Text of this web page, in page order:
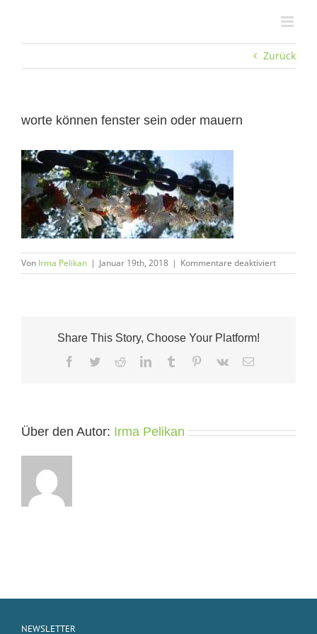
Zurück
worte können fenster sein oder mauern
Von Irma Pelikan | Januar 19th, 2018 | Kommentare deaktiviertfür
worte
Share This Story, Choose Your Platform!
Facebook
TwitterRedditLinkedInTumblr Pinterest
Vk
E-
Über den Autor: Irma Pelikan
NEWSLETTER